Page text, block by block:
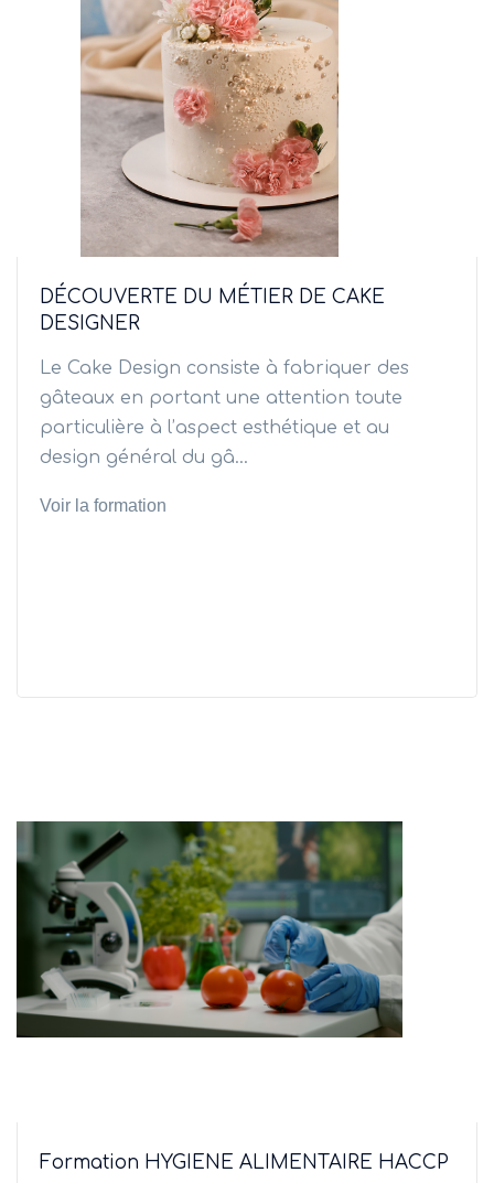
DÉCOUVERTE DU MÉTIER DE CAKE
DESIGNER
Le Cake Design consiste à fabriquer des
gâteaux en portant une attention toute
particulière à l’aspect esthétique et au
design général du gâ...
Voir la formation
Formation HYGIENE ALIMENTAIRE HACCP